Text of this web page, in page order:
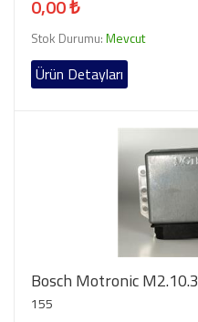
0,00 ₺
Stok Durumu:Mevcut
Ürün Detayları
Bosch Motronic M2.10.3
155